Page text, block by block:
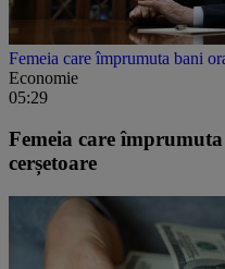
Femeia care împrumuta bani
Economie
05:29
Femeia care
cerșetoare